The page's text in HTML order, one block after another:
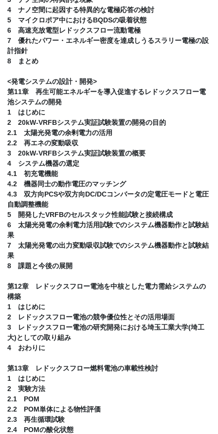
4 ナノ空間に起因する特異的な電極応答の検討
5 マイクロポア中におけるBQDSの吸着状態
6 高速充放電型レドックスフロー流動電極
7 優れたパワー・エネルギー密度を達成しうるスラリー電極の設
計指針
8 まとめ
<発電システムの設計・開発>
第11章 再生可能エネルギーを導入促進するレドックスフロー電
池システムの開発
1 はじめに
2 20kW-VRFBシステム実証試験装置の開発の目的
2.1 太陽光発電の余剰電力の活用
2.2 再エネの変動吸収
3 20kW-VRFBシステム実証試験装置の概要
4 システム機器の選定
4.1 初充電機能
4.2 機器同士の動作電圧のマッチング
4.3 双方向PCSや双方向DC/DCコンバータの定電圧モードと電圧
自動調整機能
5 開発したVRFBのセルスタック性能試験と接続構成
6 太陽光発電の余剰電力活用試験でのシステム機器動作と試験結
果
7 太陽光発電の出力変動吸収試験でのシステム機器動作と試験結
果
8 課題と今後の展開
第12章 レドックスフロー電池を中核とした電力需給システムの
構築
1 はじめに
2 レドックスフロー電池の競争優位性とその活用場面
3 レドックスフロー電池の研究開発における埼玉工業大学(埼工
大)としての取り組み
4 おわりに
第13章 レドックスフロー燃料電池の車載性検討
1 はじめに
2 実験方法
2.1 POM
2.2 POM単体による物性評価
2.3 再生循環試験
2.4 POMの酸化状態